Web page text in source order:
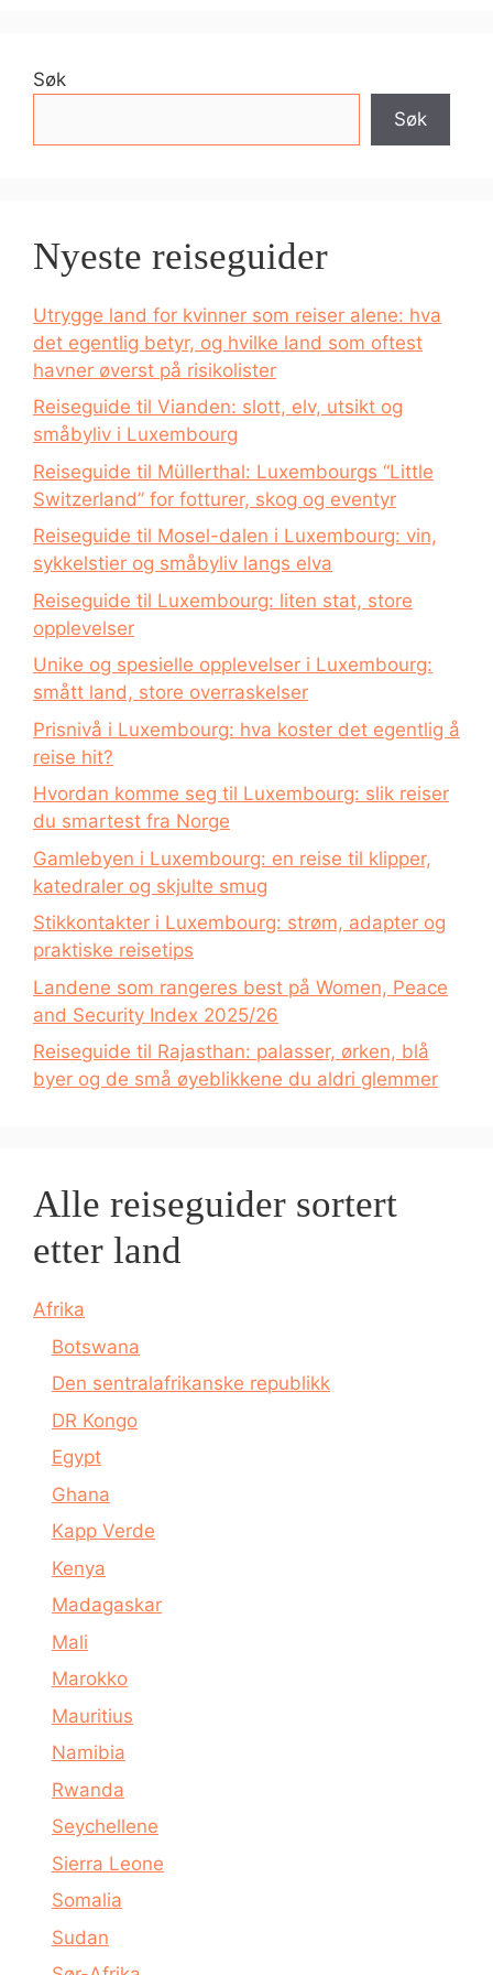
Søk
Søk
Nyeste reiseguider
Utrygge land for kvinner som reiser alene: hva
det egentlig betyr, og hvilke land som oftest
havner øverst på risikolister
Reiseguide til Vianden: slott, elv, utsikt og
småbyliv i Luxembourg
Reiseguide til Müllerthal: Luxembourgs “Little
Switzerland” for fotturer, skog og eventyr
Reiseguide til Mosel-dalen i Luxembourg: vin,
sykkelstier og småbyliv langs elva
Reiseguide til Luxembourg: liten stat, store
opplevelser
Unike og spesielle opplevelser i Luxembourg:
smått land, store overraskelser
Prisnivå i Luxembourg: hva koster det egentlig å
reise hit?
Hvordan komme seg til Luxembourg: slik reiser
du smartest fra Norge
Gamlebyen i Luxembourg: en reise til klipper,
katedraler og skjulte smug
Stikkontakter i Luxembourg: strøm, adapter og
praktiske reisetips
Landene som rangeres best på Women, Peace
and Security Index 2025/26
Reiseguide til Rajasthan: palasser, ørken, blå
byer og de små øyeblikkene du aldri glemmer
Alle reiseguider sortert
etter land
Afrika
Botswana
Den sentralafrikanske republikk
DR Kongo
Egypt
Ghana
Kapp Verde
Kenya
Madagaskar
Mali
Marokko
Mauritius
Namibia
Rwanda
Seychellene
Sierra Leone
Somalia
Sudan